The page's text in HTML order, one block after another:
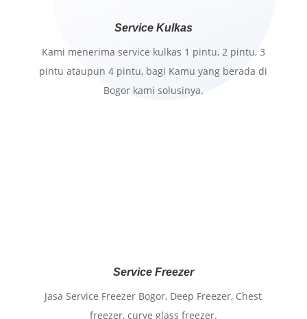
Service Kulkas
Kami menerima service kulkas 1 pintu, 2 pintu, 3
pintu ataupun 4 pintu, bagi Kamu yang berada di
Bogor kami solusinya.
Service Freezer
Jasa Service Freezer Bogor, Deep Freezer, Chest
freezer, curve glass freezer.